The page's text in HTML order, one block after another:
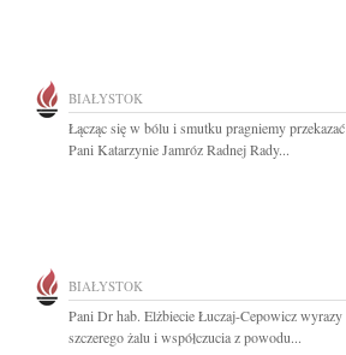
BIAŁYSTOK
Łącząc się w bólu i smutku pragniemy przekazać
Pani Katarzynie Jamróz Radnej Rady...
BIAŁYSTOK
Pani Dr hab. Elżbiecie Łuczaj-Cepowicz wyrazy
szczerego żalu i współczucia z powodu...